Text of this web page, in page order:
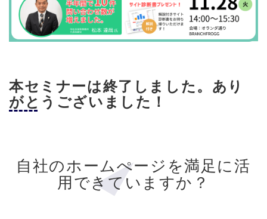
本セミナーは終了しました。あり
がとうございました！
自社のホームぺージを満足に活
用できていますか？